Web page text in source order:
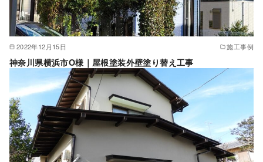
2022年12月15日 施工事例
神奈川県横浜市O様｜屋根塗装外壁塗り替え工事